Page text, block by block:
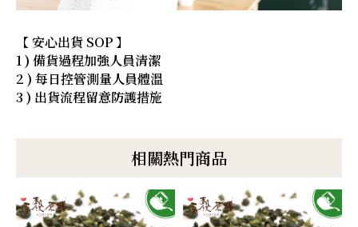
【 安心出貨 SOP 】
1 ) 備貨過程加強人員清潔
2 ) 每日控管測量人員體溫
3 ) 出貨流程留意防護措施
相關熱門商品